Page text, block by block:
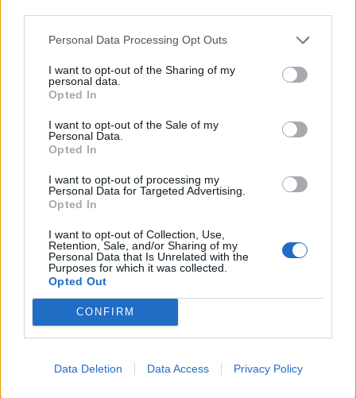
Personal Data Processing Opt Outs
I want to opt-out of the Sharing of my
personal data.
Opted In
I want to opt-out of the Sale of my
Personal Data.
Opted In
I want to opt-out of processing my
Personal Data for Targeted Advertising.
Opted In
I want to opt-out of Collection, Use,
Retention, Sale, and/or Sharing of my
Personal Data that Is Unrelated with the
Purposes for which it was collected.
Opted Out
CONFIRM
Data Deletion Data Access Privacy Policy
Полша
07.08.2026 / 16:00
Изкуствен интелект за първи път
създаде нови жизнеспособни вируси